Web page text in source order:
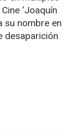
‘Joaquín
su nombre en
desaparición